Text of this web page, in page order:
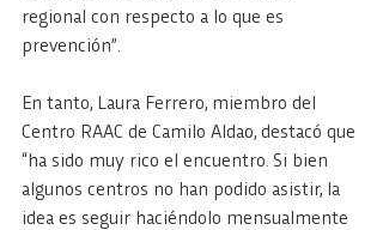
regional con respecto a lo que es
prevención”.
En tanto, Laura Ferrero, miembro del
Centro RAAC de Camilo Aldao, destacó que
“ha sido muy rico el encuentro. Si bien
algunos centros no han podido asistir, la
idea es seguir haciéndolo mensualmente